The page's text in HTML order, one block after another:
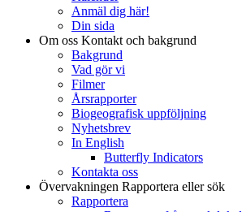
Anmäl dig här!
Din sida
Om oss Kontakt och bakgrund
Bakgrund
Vad gör vi
Filmer
Årsrapporter
Biogeografisk uppföljning
Nyhetsbrev
In English
Butterfly Indicators
Kontakta oss
Övervakningen Rapportera eller sök
Rapportera